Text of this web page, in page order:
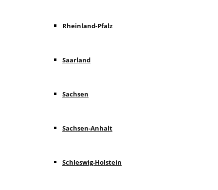
Rheinland-Pfalz
Saarland
Sachsen
Sachsen-Anhalt
Schleswig-Holstein